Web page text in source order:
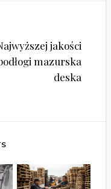
jakości
mazurska
deska